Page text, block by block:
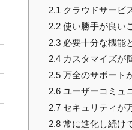
2.1 クラウドサービ
2.2使い勝手が良い
2.3必要十分な機能
2.4カスタマイズが
2.5万全のサポート
2.6ユーザーコミュ
2.7セキュリティが
2.8常に進化し続け